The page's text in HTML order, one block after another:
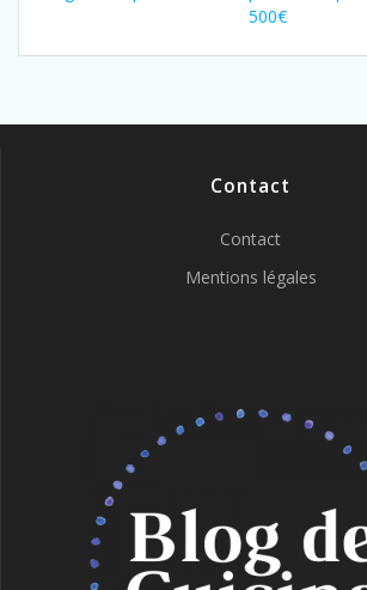
500€
Contact
Contact
Mentions légales